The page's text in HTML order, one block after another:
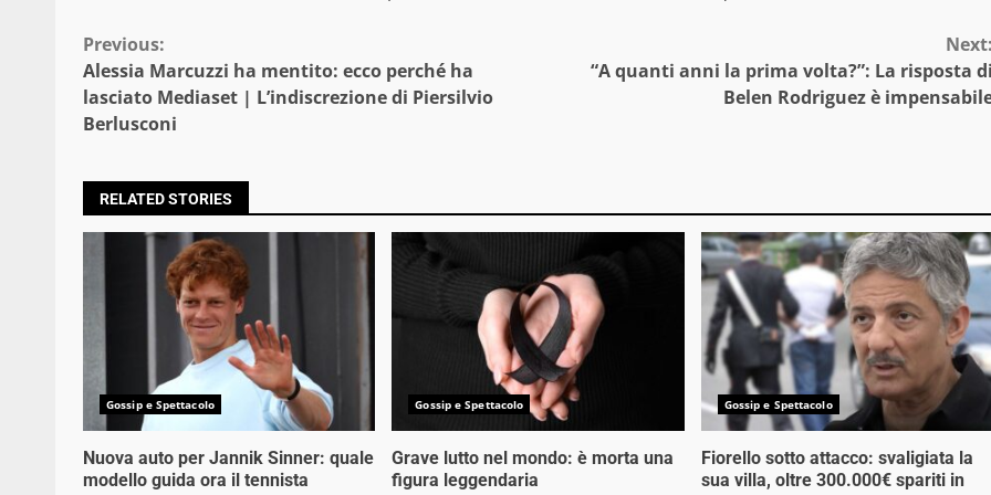
Continue
Reading
Previous:
Alessia Marcuzzi ha mentito: ecco perché ha
lasciato Mediaset | L’indiscrezione di Piersilvio
Berlusconi
Next:
“A quanti anni la prima volta?”: La risposta di
Belen Rodriguez è
RELATED STORIES
Gossip e Spettacolo
Nuova auto per Jannik Sinner: quale
modello guida ora il tennista
Gossip e Spettacolo
Grave lutto nel mondo: è morta una
figura leggendaria
Gossip e Spettacolo
Fiorello sotto attacco: svaligiata la
sua villa, oltre 300.000€ spariti in